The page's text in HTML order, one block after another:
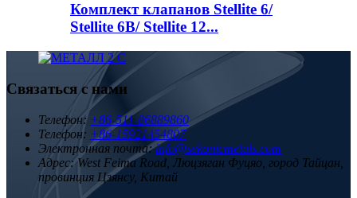
Комплект клапанов Stellite 6/
Stellite 6B/ Stellite 12...
Связаться с нами
Телефон: +86-511-86889860
Телефон: +86-15921454807
Электронная почта: info@sekonicmetals.com
Адрес: West Feima Road, Люцзяган Фуцяо, город Тайцан,
провинция Цзянсу, Китай